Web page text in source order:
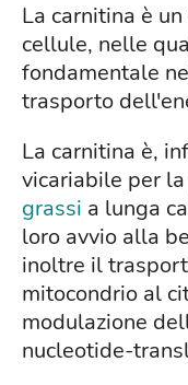
La carnitina è
cellule, nelle
fondamentale
trasporto
La carnitina è,
vicariabile per
grassi a lunga
loro avvio alla
inoltre il
mitocondrio al
modulazione
nucleotide-